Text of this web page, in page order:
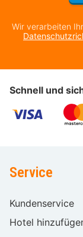
Wir verarbeiten
Schnell und
Service
Kundenservice
Hotel